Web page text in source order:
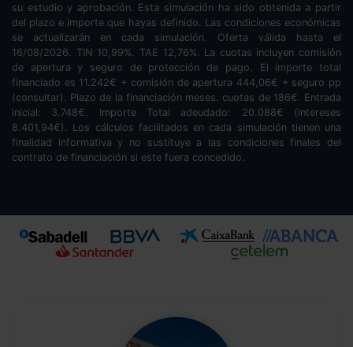
su estudio y aprobación. Esta simulación ha sido obtenida a partir
del plazo e importe que hayas definido. Las condiciones económicas
se actualizarán en cada simulación. Oferta válida hasta el
16/08/2026. TIN 10,99%. TAE 12,76%. La cuotas incluyen comisión
de apertura y seguro de protección de pago. El importe total
financiado es 11.242€ + comisión de apertura 444,06€ + seguro pp
(consultar). Plazo de la financiación meses. cuotas de 186€. Entrada
inicial: 3.748€. Importe Total adeudado: 20.088€ (intereses
8.401,94€). Los cálculos facilitados en cada simulación tienen una
finalidad informativa y no sustituye a las condiciones finales del
contrato de financiación si este fuera concedido.